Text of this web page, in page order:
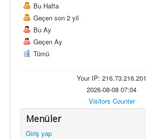
Bu Hafta
Geçen son 2 yil
Bu Ay
Geçen Ay
Tümü
Your IP: 216.73.216.201
2026-08-08 07:04
Visitors Counter
Menüler
Giriş yap